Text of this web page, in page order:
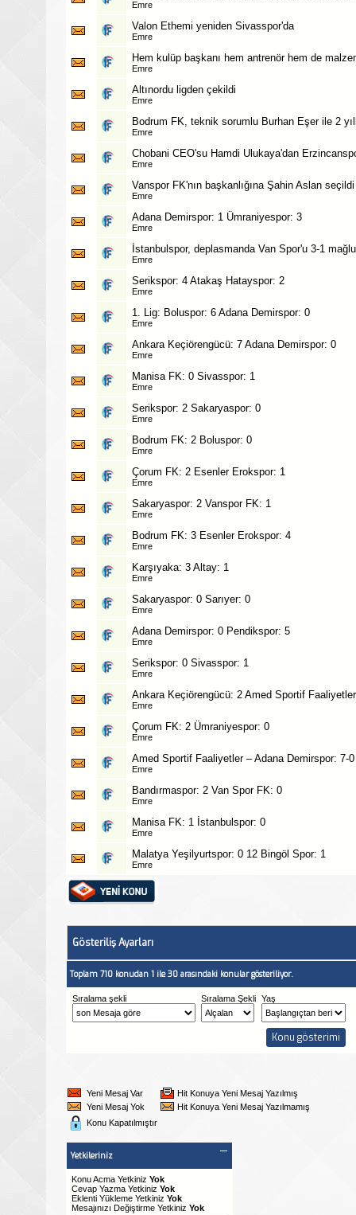
Emre
Valon Ethemi yeniden Sivasspor'da
Emre
Hem kulüp başkanı hem antrenör hem de
Emre
Altınordu ligden çekildi
Emre
Bodrum FK, teknik sorumlu Burhan Eşer ile 2
Emre
Chobani CEO'su Hamdi Ulukaya'dan
Emre
Vanspor FK'nın başkanlığına Şahin Aslan seçildi
Emre
Adana Demirspor: 1 Ümraniyespor: 3
Emre
İstanbulspor, deplasmanda Van Spor'u 3-1
Emre
Serikspor: 4 Atakaş Hatayspor: 2
Emre
1. Lig: Boluspor: 6 Adana Demirspor: 0
Emre
Ankara Keçiörengücü: 7 Adana Demirspor: 0
Emre
Manisa FK: 0 Sivasspor: 1
Emre
Serikspor: 2 Sakaryaspor: 0
Emre
Bodrum FK: 2 Boluspor: 0
Emre
Çorum FK: 2 Esenler Erokspor: 1
Emre
Sakaryaspor: 2 Vanspor FK: 1
Emre
Bodrum FK: 3 Esenler Erokspor: 4
Emre
Karşıyaka: 3 Altay: 1
Emre
Sakaryaspor: 0 Sarıyer: 0
Emre
Adana Demirspor: 0 Pendikspor: 5
Emre
Serikspor: 0 Sivasspor: 1
Emre
Ankara Keçiörengücü: 2 Amed Sportif
Emre
Çorum FK: 2 Ümraniyespor: 0
Emre
Amed Sportif Faaliyetler – Adana Demirspor: 7-0
Emre
Bandırmaspor: 2 Van Spor FK: 0
Emre
Manisa FK: 1 İstanbulspor: 0
Emre
Malatya Yeşilyurtspor: 0 12 Bingöl Spor: 1
Emre
Gösteriliş Ayarları
Toplam 710 konudan 1 ile 30 arasındaki konular gösteriliyor.
Sıralama şekli Sıralama Şekli Yaş
Yeni Mesaj Var
Hit Konuya Yeni Mesaj Yazılmış
Yeni Mesaj Yok
Hit Konuya Yeni Mesaj Yazılmamış
Konu Kapatılmıştır
Yetkileriniz
Konu Acma Yetkiniz Yok
Cevap Yazma Yetkiniz Yok
Eklenti Yükleme Yetkiniz Yok
Mesajınızı Değiştirme Yetkiniz Yok